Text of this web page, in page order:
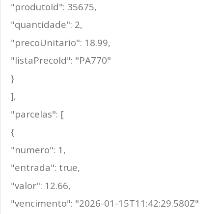
"produtoId": 35675,
"quantidade": 2,
"precoUnitario": 18.99,
"listaPrecoId": "PA770"
}
],
"parcelas": [
{
"numero": 1,
"entrada": true,
"valor": 12.66,
"vencimento": "2026-01-15T11:42:29.580Z"